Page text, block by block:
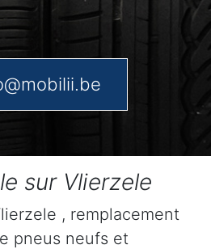
sur Vlierzele
, remplacement
pneus neufs et